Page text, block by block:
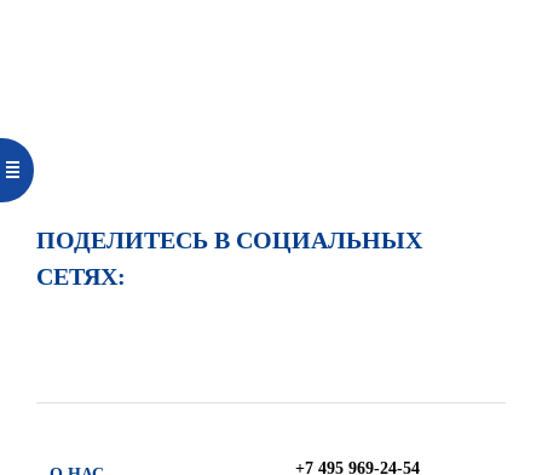
ПОДЕЛИТЕСЬ В СОЦИАЛЬНЫХ
СЕТЯХ:
+7 495 969-24-54